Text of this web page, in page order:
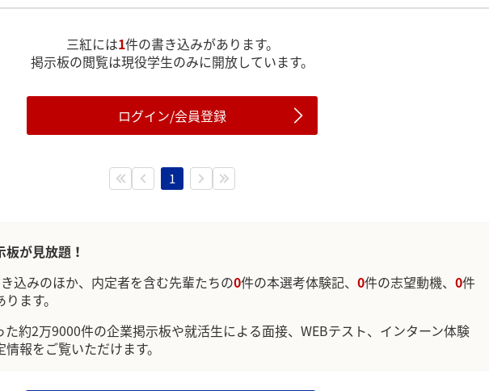
三紅には1件の書き込みがあります。
掲示板の閲覧は現役学生のみに開放しています。
ログイン/会員登録
1
が見放題！
込みのほか、内定者を含む先輩たちの0件の本選考体験記、 0件の志望動機、 0件
ます。
約2万9000件の企業掲示板や就活生による面接、WEBテスト、インターン体験
報をご覧いただけます。